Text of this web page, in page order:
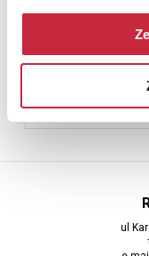
Aby otrzymywać
ul